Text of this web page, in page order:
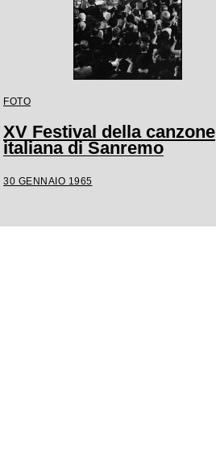
FOTO
XV Festival della canzone
italiana di Sanremo
30 GENNAIO 1965